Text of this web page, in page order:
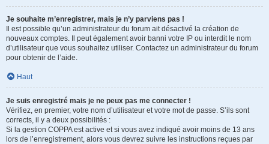
Je souhaite m’enregistrer, mais je n’y parviens pas !
Il est possible qu’un administrateur du forum ait désactivé la création de
nouveaux comptes. Il peut également avoir banni votre IP ou interdit le nom
d’utilisateur que vous souhaitez utiliser. Contactez un administrateur du forum
pour obtenir de l’aide.
Haut
Je suis enregistré mais je ne peux pas me connecter !
Vérifiez, en premier, votre nom d’utilisateur et votre mot de passe. S’ils sont
corrects, il y a deux possibilités :
Si la gestion COPPA est active et si vous avez indiqué avoir moins de 13 ans
lors de l’enregistrement, alors vous devrez suivre les instructions reçues par